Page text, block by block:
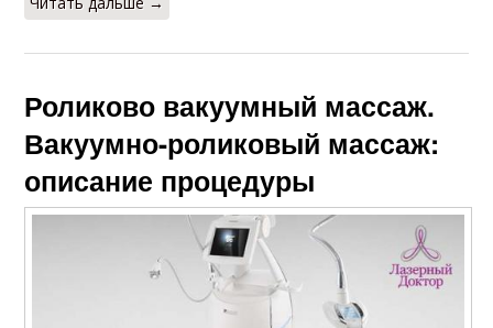
Роликово вакуумный массаж.
Вакуумно-роликовый массаж:
описание процедуры